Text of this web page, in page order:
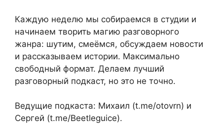
Каждую неделю мы собираемся в студии и
начинаем творить магию разговорного
жанра: шутим, смеёмся, обсуждаем новости
и рассказываем истории. Максимально
свободный формат. Делаем лучший
разговорный подкаст, но это не точно.
Ведущие подкаста: Михаил (t.me/otovrn) и
Сергей (t.me/Beetleguice).